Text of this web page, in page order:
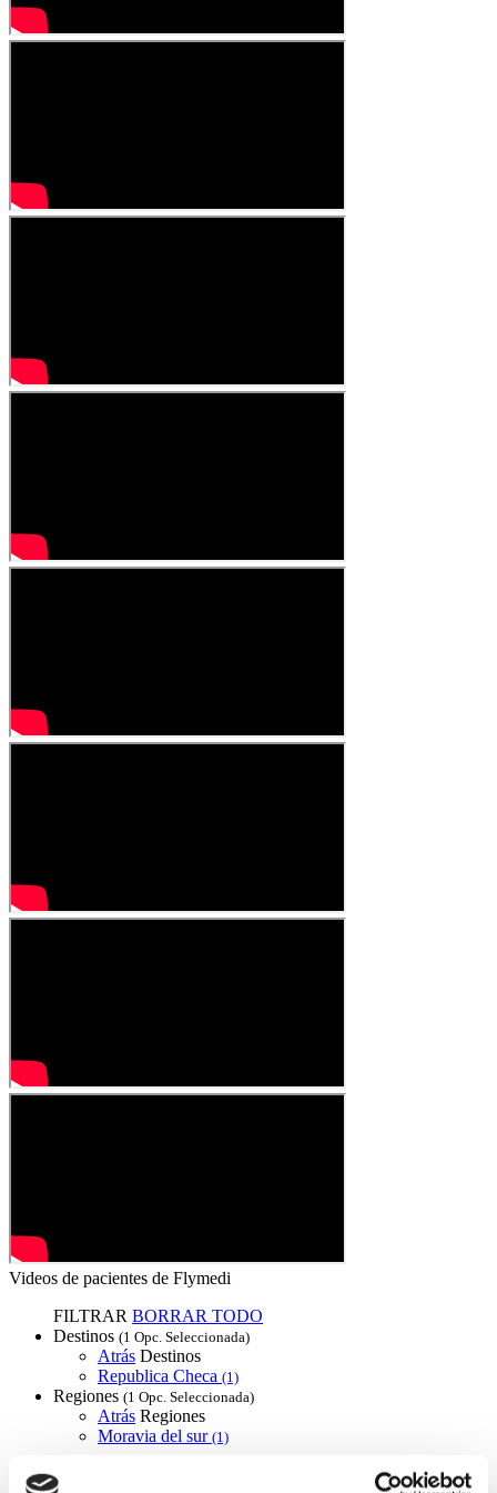
Videos de pacientes de Flymedi
FILTRAR BORRAR TODO
Destinos (1 Opc. Seleccionada)
Atrás Destinos
Republica Checa (1)
Regiones (1 Opc. Seleccionada)
Atrás Regiones
Moravia del sur (1)
Flymedi